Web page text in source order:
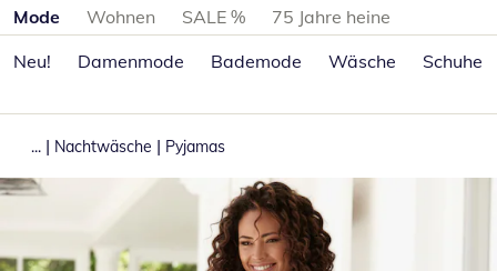
Produktkategorien überspringen
Mode Wohnen SALE %
75 Jahre heine
Neu!
Damenmode Bademode Wäsche Schuhe
... | Nachtwäsche | Pyjamas